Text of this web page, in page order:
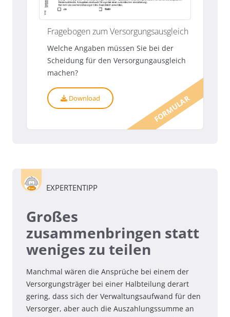
FORMULAR
Fragebogen zum Versorgungsausgleich
Welche Angaben müssen Sie bei der
Scheidung für den Versorgungausgleich
machen?
Download
EXPERTENTIPP
Großes
zusammenbringen statt
weniges zu teilen
Manchmal wären die Ansprüche bei einem der
Versorgungsträger bei einer Halbteilung derart
gering, dass sich der Verwaltungsaufwand für den
Versorger, aber auch die Auszahlungssumme an